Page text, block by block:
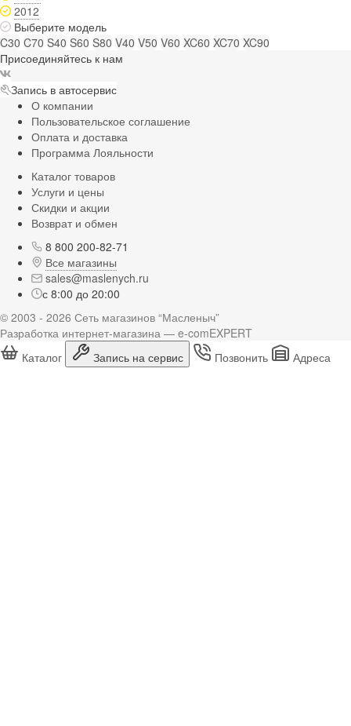
2012
Выберите модель
C30 C70 S40 S60 S80 V40 V50 V60 XC60 XC70 XC90
Присоединяйтесь к нам
Запись в автосервис
О компании
Пользовательское соглашение
Оплата и доставка
Программа Лояльности
Каталог товаров
Услуги и цены
Скидки и акции
Возврат и обмен
8 800 200-82-71
Все магазины
sales@maslenych.ru
с 8:00 до 20:00
© 2003 - 2026 Сеть магазинов “Масленыч”
Разработка интернет-магазина — e-comEXPERT
Каталог
Запись на сервис Позвонить Адреса